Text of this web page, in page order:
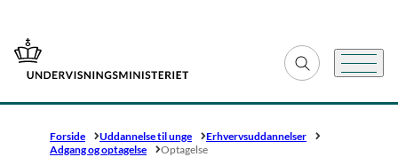
Gå til forsiden Fold søgefelt ud
Menu
Forside Uddannelse til unge
Erhvervsuddannelser
Adgang og optagelse
Optagelse